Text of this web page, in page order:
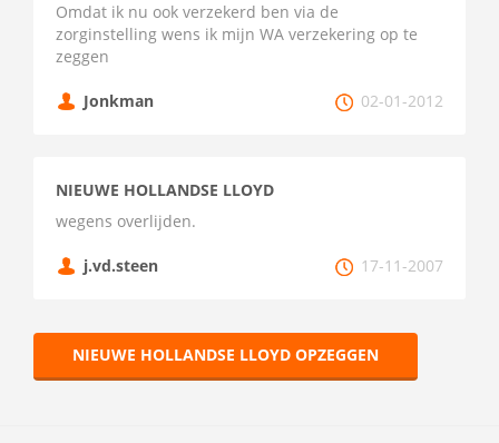
Omdat ik nu ook verzekerd ben via de
zorginstelling wens ik mijn WA verzekering op te
zeggen
Jonkman 02-01-2012
NIEUWE HOLLANDSE LLOYD
wegens overlijden.
j.vd.steen 17-11-2007
NIEUWE HOLLANDSE LLOYD OPZEGGEN